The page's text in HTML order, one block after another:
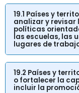
19.1 Países y
analizar y revisar
políticas
las escuelas, las
lugares de
19.2 Países y
o fortalecer la
incluir la